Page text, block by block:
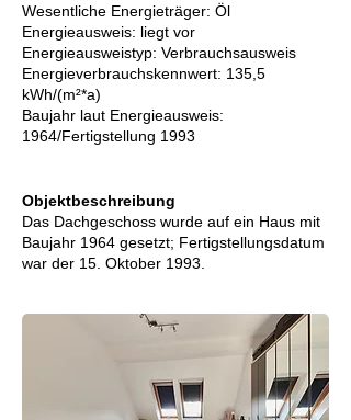
Wesentliche Energieträger: Öl
Energieausweis: liegt vor
Energie­ausweistyp: Verbrauchsausweis
Energie­ver­brauchs­kennwert: 135,5
kWh/(m²*a)
Baujahr laut Energieausweis:
1964/Fertigstellung 1993
Objektbeschreibung
Das Dachgeschoss wurde auf ein Haus mit
Baujahr 1964 gesetzt; Fertigstellungsdatum
war der 15. Oktober 1993.